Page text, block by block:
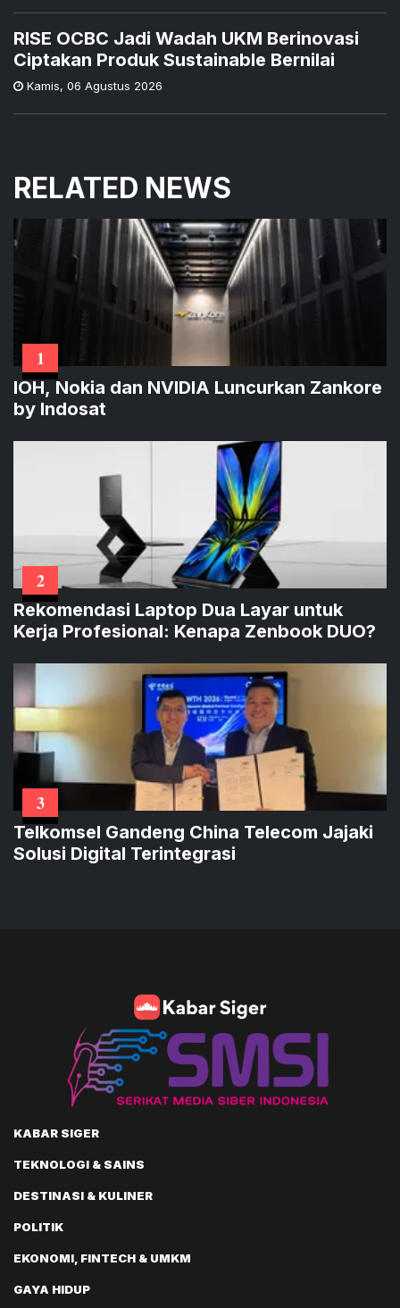
RISE OCBC Jadi Wadah UKM Berinovasi
Ciptakan Produk Sustainable Bernilai
Kamis, 06 Agustus 2026
RELATED NEWS
1
IOH, Nokia dan NVIDIA Luncurkan Zankore
by Indosat
2
Rekomendasi Laptop Dua Layar untuk
Kerja Profesional: Kenapa Zenbook DUO?
3
Telkomsel Gandeng China Telecom Jajaki
Solusi Digital Terintegrasi
KABAR SIGER
TEKNOLOGI & SAINS
DESTINASI & KULINER
POLITIK
EKONOMI, FINTECH & UMKM
GAYA HIDUP